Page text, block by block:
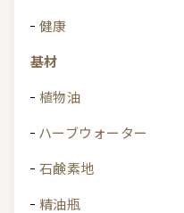
健康
基材
植物油
ハーブウォーター
石鹸素地
精油瓶